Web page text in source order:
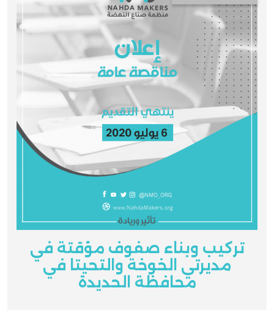
تركيب وبناء صفوف مؤقتة في
مديرتي الخوخة والتحيتا في
محافظة الحديدة